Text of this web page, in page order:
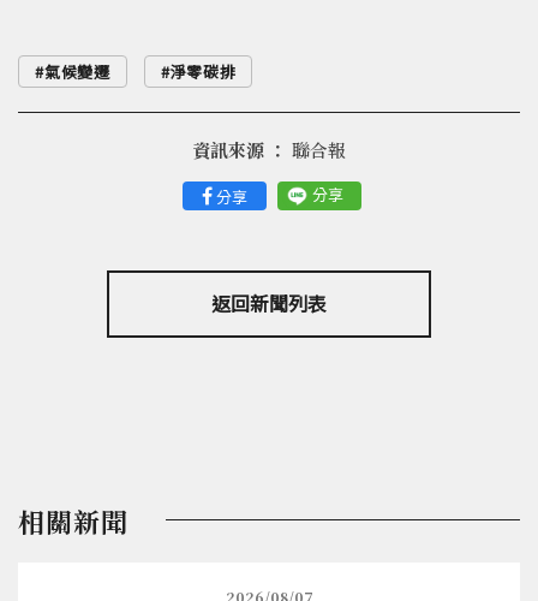
氣候變遷 淨零碳排
分享 分享
資訊來源 ： 聯合報
返回新聞列表
相關新聞
2026/08/07